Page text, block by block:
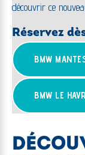
découvrir ce
Réservez
BMW
BMW LE